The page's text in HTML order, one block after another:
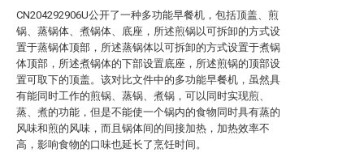
CN204292906U公开了一种多功能早餐机，包括顶盖、煎
锅、蒸锅体、煮锅体、底座，所述煎锅以可拆卸的方式设
置于蒸锅体顶部，所述蒸锅体以可拆卸的方式设置于煮锅
体顶部，所述煮锅体的下部设置底座，所述煎锅的顶部设
置可取下的顶盖。该对比文件中的多功能早餐机，虽然具
有能同时工作的煎锅、蒸锅、煮锅，可以同时实现煎、
蒸、煮的功能，但是不能使一个锅内的食物同时具有蒸的
风味和煎的风味，而且锅体间的间接加热，加热效率不
高，影响食物的口味也延长了烹饪时间。